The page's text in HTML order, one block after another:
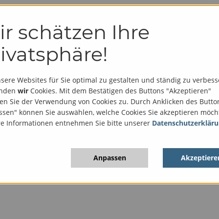
–
2023/2024
und profitieren Sie von folgenden
schätzen Ihre
Websites für Sie optimal zu gestalten und ständig zu
wir Cookies. Mit dem Bestätigen des Buttons "Akzeptieren"
Sie der Verwendung von Cookies zu. Durch Anklicken des
können Sie auswählen, welche Cookies Sie akzeptieren
Informationen entnehmen Sie bitte unserer
Anpassen